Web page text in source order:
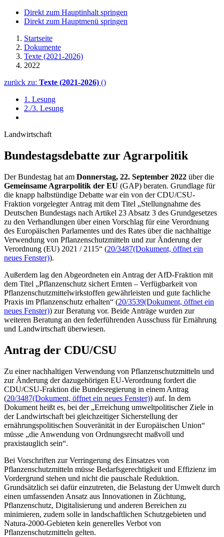
Direkt zum Hauptinhalt springen
Direkt zum Hauptmenü springen
Startseite
Dokumente
Texte (2021-2026)
2022
zurück zu: Texte (2021-2026) ()
1. Lesung
2./3. Lesung
Landwirtschaft
Bundestagsdebatte zur Agrarpolitik
Der Bundestag hat am Donnerstag, 22. September 2022 über die
Gemeinsame Agrarpolitik der EU (GAP) beraten. Grundlage für
die knapp halbstündige Debatte war ein von der CDU/CSU-
Fraktion vorgelegter Antrag mit dem Titel „Stellungnahme des
Deutschen Bundestags nach Artikel 23 Absatz 3 des Grundgesetzes
zu den Verhandlungen über einen Vorschlag für eine Verordnung
des Europäischen Parlamentes und des Rates über die nachhaltige
Verwendung von Pflanzenschutzmitteln und zur Änderung der
Verordnung (EU) 2021 / 2115“ (20/3487(Dokument, öffnet ein
neues Fenster)).
Außerdem lag den Abgeordneten ein Antrag der AfD-Fraktion mit
dem Titel „Pflanzenschutz sichert Ernten – Verfügbarkeit von
Pflanzenschutzmittelwirkstoffen gewährleisten und gute fachliche
Praxis im Pflanzenschutz erhalten“ (20/3539(Dokument, öffnet ein
neues Fenster)) zur Beratung vor. Beide Anträge wurden zur
weiteren Beratung an den federführenden Ausschuss für Ernährung
und Landwirtschaft überwiesen.
Antrag der CDU/CSU
Zu einer nachhaltigen Verwendung von Pflanzenschutzmitteln und
zur Änderung der dazugehörigen EU-Verordnung fordert die
CDU/CSU-Fraktion die Bundesregierung in einem Antrag
(20/3487(Dokument, öffnet ein neues Fenster)) auf. In dem
Dokument heißt es, bei der „Erreichung umweltpolitischer Ziele in
der Landwirtschaft bei gleichzeitiger Sicherstellung der
ernährungspolitischen Souveränität in der Europäischen Union“
müsse „die Anwendung von Ordnungsrecht maßvoll und
praxistauglich sein“.
Bei Vorschriften zur Verringerung des Einsatzes von
Pflanzenschutzmitteln müsse Bedarfsgerechtigkeit und Effizienz im
Vordergrund stehen und nicht die pauschale Reduktion.
Grundsätzlich sei dafür einzutreten, die Belastung der Umwelt durch
einen umfassenden Ansatz aus Innovationen in Züchtung,
Pflanzenschutz, Digitalisierung und anderen Bereichen zu
minimieren, zudem solle in landschaftlichen Schutzgebieten und
Natura-2000-Gebieten kein generelles Verbot von
Pflanzenschutzmitteln gelten.